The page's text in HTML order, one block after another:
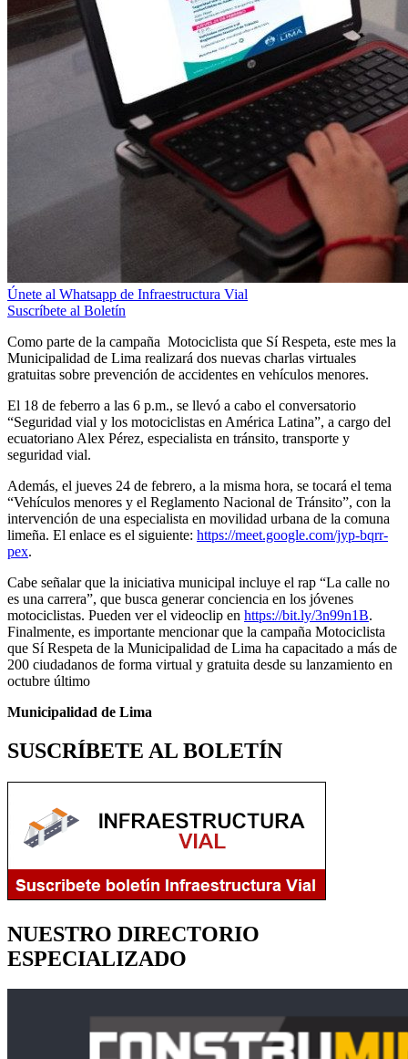
Únete al Whatsapp de Infraestructura Vial
Suscríbete al Boletín
Como parte de la campaña Motociclista que Sí Respeta, este mes la
Municipalidad de Lima realizará dos nuevas charlas virtuales
gratuitas sobre prevención de accidentes en vehículos menores.
El 18 de feberro a las 6 p.m., se llevó a cabo el conversatorio
“Seguridad vial y los motociclistas en América Latina”, a cargo del
ecuatoriano Alex Pérez, especialista en tránsito, transporte y
seguridad vial.
Además, el jueves 24 de febrero, a la misma hora, se tocará el tema
“Vehículos menores y el Reglamento Nacional de Tránsito”, con la
intervención de una especialista en movilidad urbana de la comuna
limeña. El enlace es el siguiente: https://meet.google.com/jyp-bqrr-
pex.
Cabe señalar que la iniciativa municipal incluye el rap “La calle no
es una carrera”, que busca generar conciencia en los jóvenes
motociclistas. Pueden ver el videoclip en https://bit.ly/3n99n1B.
Finalmente, es importante mencionar que la campaña Motociclista
que Sí Respeta de la Municipalidad de Lima ha capacitado a más de
200 ciudadanos de forma virtual y gratuita desde su lanzamiento en
octubre último
Municipalidad de Lima
SUSCRÍBETE AL BOLETÍN
NUESTRO DIRECTORIO
ESPECIALIZADO